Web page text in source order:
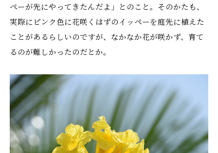
ペーが先にやってきたんだよ」とのこと。そのかたも、
実際にピンク色に花咲くはずのイッペーを庭先に植えた
ことがあるらしいのですが、なかなか花が咲かず、育て
るのが難しかったのだとか。